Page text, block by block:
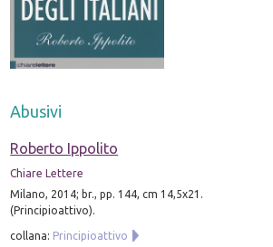
Abusivi
Roberto Ippolito
Chiare Lettere
Milano, 2014; br., pp. 144, cm 14,5x21.
(Principioattivo).
collana: Principioattivo